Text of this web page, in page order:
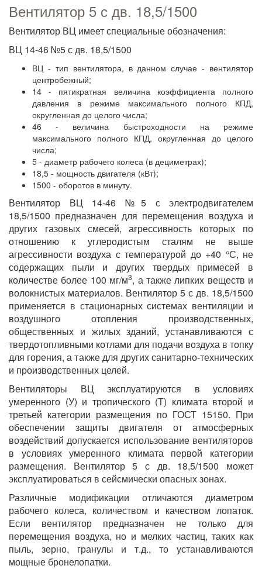
Вентилятор 5 с дв. 18,5/1500
Вентилятор ВЦ имеет специальные обозначения:
ВЦ 14-46 №5 с дв. 18,5/1500
ВЦ - тип вентилятора, в данном случае - вентилятор
центробежный;
14 - пятикратная величина коэффициента полного
давления в режиме максимального полного КПД,
округленная до целого числа;
46 - величина быстроходности на режиме
максимального полного КПД, округленная до целого
числа;
5 - диаметр рабочего колеса (в дециметрах);
18,5 - мощность двигателя (кВт);
1500 - оборотов в минуту.
Вентилятор ВЦ 14-46 №5 с электродвигателем
18,5/1500 предназначен для перемещения воздуха и
других газовых смесей, агрессивность которых по
отношению к углеродистым сталям не выше
агрессивности воздуха с температурой до +40 °С, не
содержащих пыли и других твердых примесей в
количестве более 100 мг/м3, а также липких веществ и
волокнистых материалов. Вентилятор 5 с дв. 18,5/1500
применяется в стационарных системах вентиляции и
воздушного отопления производственных,
общественных и жилых зданий, устанавливаются с
твердотопливными котлами для подачи воздуха в топку
для горения, а также для других санитарно-технических
и производственных целей.
Вентиляторы ВЦ эксплуатируются в условиях
умеренного (У) и тропического (Т) климата второй и
третьей категории размещения по ГОСТ 15150. При
обеспечении защиты двигателя от атмосферных
воздействий допускается использование вентиляторов
в условиях умеренного климата первой категории
размещения. Вентилятор 5 с дв. 18,5/1500 может
эксплуатироваться в сейсмически опасных зонах.
Различные модификации отличаются диаметром
рабочего колеса, количеством и качеством лопаток.
Если вентилятор предназначен не только для
перемещения воздуха, но и мелких частиц, таких как
пыль, зерно, гранулы и т.д., то устанавливаются
мощные бронелопатки.